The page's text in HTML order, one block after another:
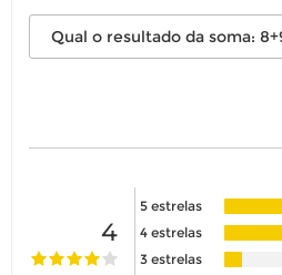
esteja sem uso.
É importante revisar
4
5 estrelas
4 estrelas
3 estrelas